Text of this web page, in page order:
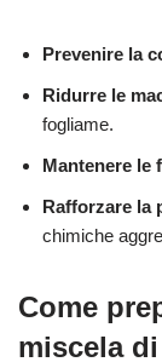
Prevenire la
Ridurre le
fogliame.
Mantenere le
Rafforzare la
chimiche
Come
miscela